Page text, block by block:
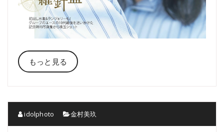
もっと見る
idolphoto 金村美玖